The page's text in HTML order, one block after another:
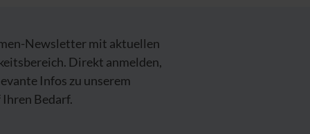
Newsletter mit aktuellen
Direkt anmelden,
Infos zu unserem
Bedarf.